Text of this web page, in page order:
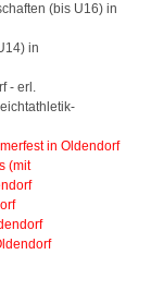
(bis U16) in
in
- erl.
in Oldendorf
(mit